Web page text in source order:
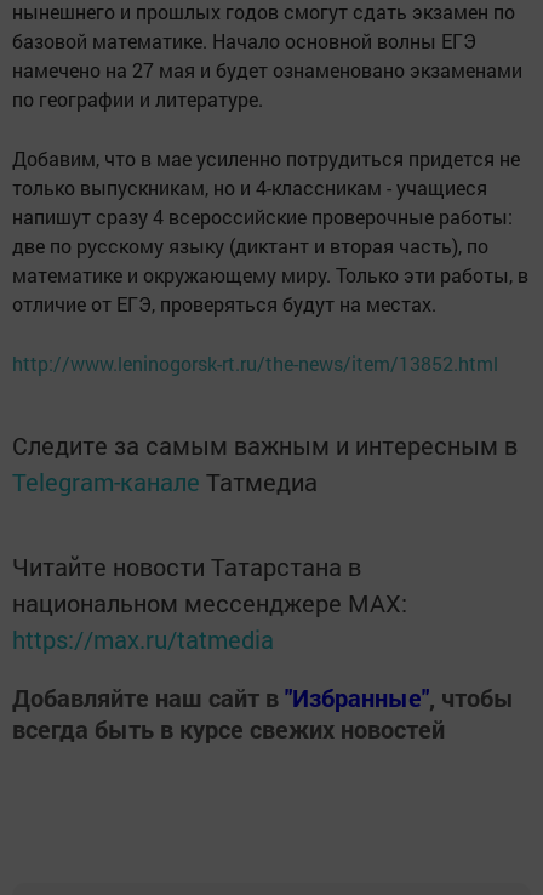
нынешнего и прошлых годов смогут сдать экзамен по
базовой математике. Начало основной волны ЕГЭ
намечено на 27 мая и будет ознаменовано экзаменами
по географии и литературе.
Добавим, что в мае усиленно потрудиться придется не
только выпускникам, но и 4-классникам - учащиеся
напишут сразу 4 всероссийские проверочные работы:
две по русскому языку (диктант и вторая часть), по
математике и окружающему миру. Только эти работы, в
отличие от ЕГЭ, проверяться будут на местах.
http://www.leninogorsk-rt.ru/the-news/item/13852.html
Следите за самым важным и интересным в
Telegram-канале Татмедиа
Читайте новости Татарстана в
национальном мессенджере MАХ:
https://max.ru/tatmedia
Добавляйте наш сайт в"Избранные", чтобы
всегда быть в курсе свежих новостей